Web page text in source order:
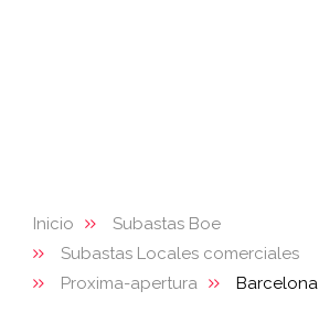
Inicio
Subastas Boe
Subastas Locales comerciales
Proxima-apertura
Barcelona